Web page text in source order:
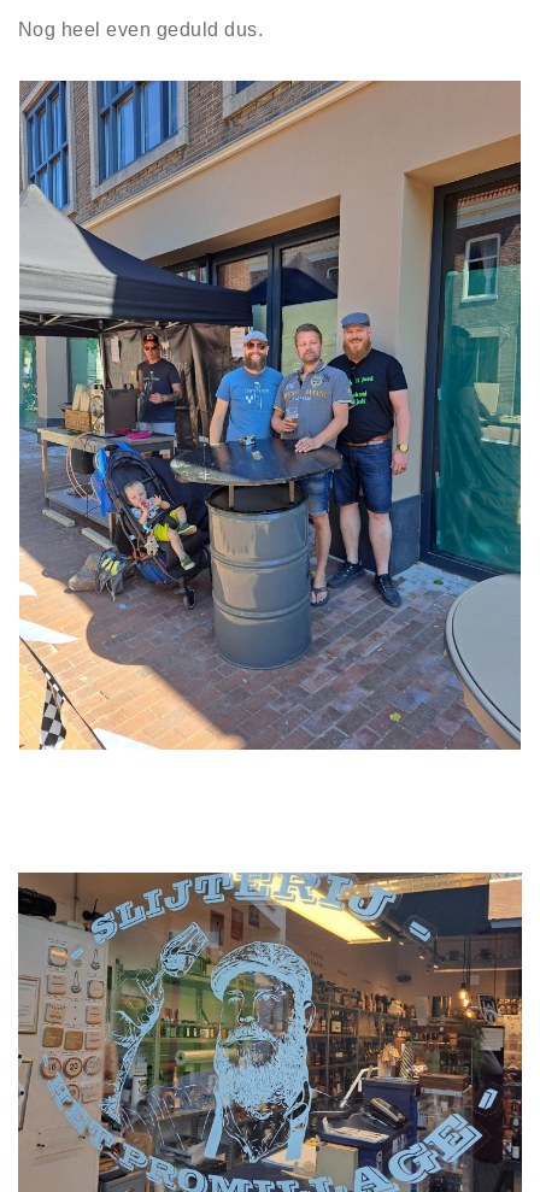
Nog heel even geduld dus.